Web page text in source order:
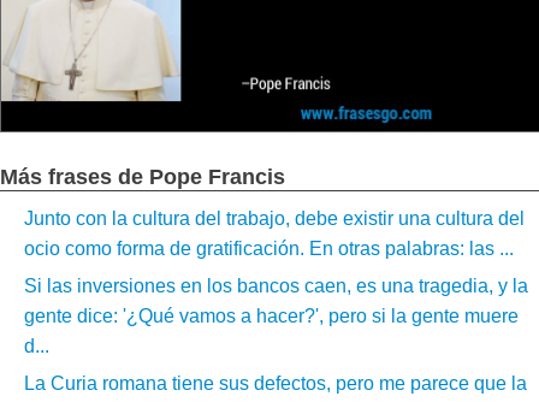
Más frases de Pope Francis
Junto con la cultura del trabajo, debe existir una cultura del
ocio como forma de gratificación. En otras palabras: las ...
Si las inversiones en los bancos caen, es una tragedia, y la
gente dice: '¿Qué vamos a hacer?', pero si la gente muere
d...
La Curia romana tiene sus defectos, pero me parece que la